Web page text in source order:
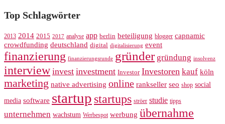
Top Schlagwörter
2013 2014 2015 2017 analyse app berlin beteiligung blogger capnamic
crowdfunding deutschland digital digitalisierung event
finanzierung finanzierungsrunde gründer gründung insolvenz
interview invest investment Investor Investoren kauf köln
marketing native advertising online rankseller seo shop social
media software startup startups ströer studie tipps
unternehmen wachstum Werbespot werbung übernahme